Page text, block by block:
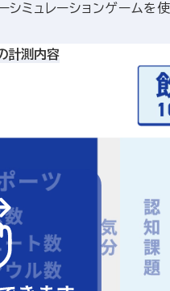
ミュレーションゲームを使
計測内容